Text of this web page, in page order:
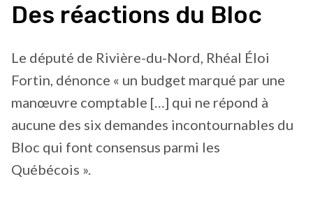
Des réactions du Bloc
Le député de Rivière-du-Nord, Rhéal Éloi
Fortin, dénonce « un budget marqué par une
manœuvre comptable […] qui ne répond à
aucune des six demandes incontournables du
Bloc qui font consensus parmi les
Québécois ».